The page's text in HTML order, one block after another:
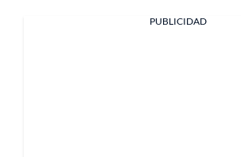
PUBLICIDAD